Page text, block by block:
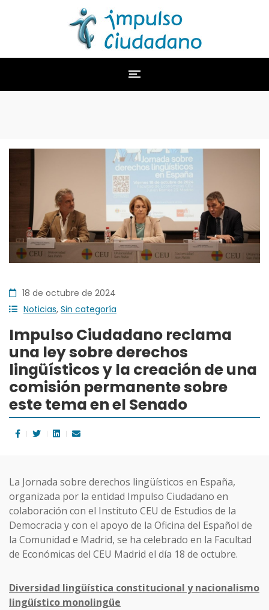
18 de octubre de 2024
Noticias, Sin categoría
Impulso Ciudadano reclama
una ley sobre derechos
lingüísticos y la creación de una
comisión permanente sobre
este tema en el Senado
La Jornada sobre derechos lingüísticos en España,
organizada por la entidad Impulso Ciudadano en
colaboración con el Instituto CEU de Estudios de la
Democracia y con el apoyo de la Oficina del Español de
la Comunidad e Madrid, se ha celebrado en la Facultad
de Económicas del CEU Madrid el día 18 de octubre.
Diversidad lingüística constitucional y nacionalismo
lingüístico monolingüe